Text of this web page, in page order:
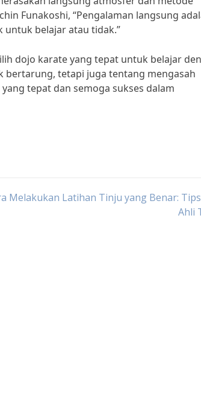
Funakoshi, “Pengalaman langsung
belajar atau tidak.”
dojo karate yang tepat untuk belajar
bertarung, tetapi juga tentang mengasah
tepat dan semoga sukses dalam
Melakukan Latihan Tinju yang Benar:
Ahli